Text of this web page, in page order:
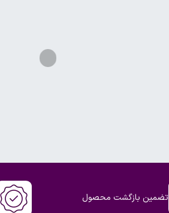
تضمین بازگشت محصول